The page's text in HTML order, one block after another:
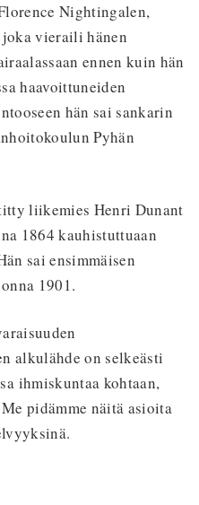
Nightingalen,
vieraili hänen
ennen kuin hän
haavoittuneiden
hän sai sankarin
Pyhän
liikemies Henri Dunant
1864 kauhistuttuaan
sai ensimmäisen
1901.
alkulähde on selkeästi
ihmiskuntaa kohtaan,
pidämme näitä asioita